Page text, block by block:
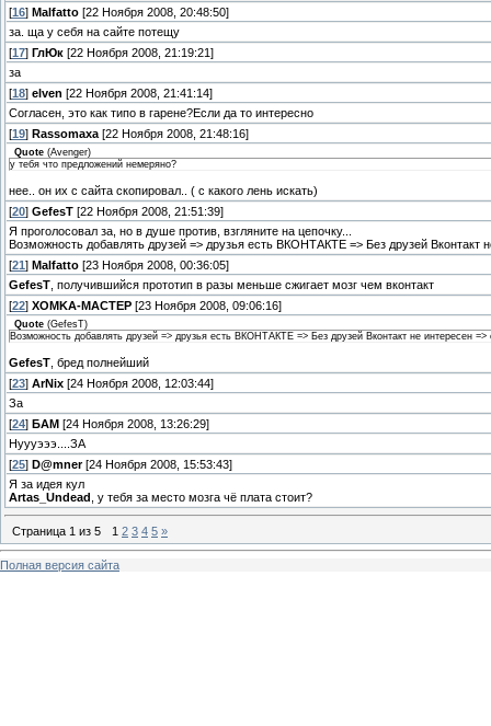
[16] Malfatto [22 Ноября 2008, 20:48:50]
за. ща у себя на сайте потещу
[17] ГлЮк [22 Ноября 2008, 21:19:21]
за
[18] elven [22 Ноября 2008, 21:41:14]
Согласен, это как типо в гарене?Если да то интересно
[19] Rassomaxa [22 Ноября 2008, 21:48:16]
Quote (Avenger)
у тебя что предложений немеряно?
нее.. он их с сайта скопировал.. ( с какого лень искать)
[20] GefesT [22 Ноября 2008, 21:51:39]
Я проголосовал за, но в душе против, взгляните на цепочку...
Возможность добавлять друзей => друзья есть ВКОНТАКТЕ => Без друзей
[21 ] Malfatto [23 Ноября 2008, 00:36:05]
GefesT , получившийся прототип в разы меньше сжигает мозг чем вконтакт
[22] XOMKA-MACTEP [23 Ноября 2008, 09:06:16]
Quote (GefesT)
Возможность добавлять друзей => друзья есть ВКОНТАКТЕ => Без друзей Вконтакт не интересен
GefesT , бред полнейший
[23] ArNix [24 Ноября 2008, 12:03:44]
За
[24] БАМ [24 Ноября 2008, 13:26:29]
Нуууэээ....ЗА
[25] D@mner[24 Ноября 2008, 15:53:43]
Я за идея кул
Artas_Undead
, у тебя за место мозга чё плата стоит?
Страница 1 из 5 1 2 3 4 5 »
Полная версия сайта